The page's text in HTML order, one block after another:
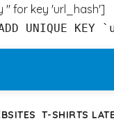
'' for key 'url_hash']
UNIQUE
T-SHIRTS